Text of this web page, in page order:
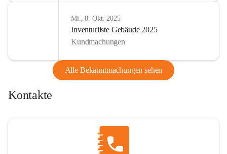
Mi., 8. Okt. 2025
Inventurliste Gebäude 2025
Kundmachungen
Alle Bekanntmachungen sehen
Kontakte